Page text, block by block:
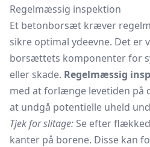
Regelmæssig inspektion
Et betonborsæt kræver
sikre optimal ydeevne. Det er
borsættets komponenter for
eller skade. Regelmæssig
med at forlænge levetiden på
at undgå potentielle uheld
Tjek for slitage: Se efter
kanter på borene. Disse kan